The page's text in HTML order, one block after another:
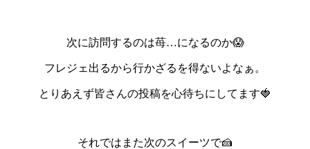
次に訪問するのは苺…になるのか😱
フレジェ出るから行かざるを得ないよなぁ。
とりあえず皆さんの投稿を心待ちにしてます🍓
それではまた次のスイーツで🍰